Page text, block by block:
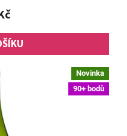
Novinka
90+ bodů